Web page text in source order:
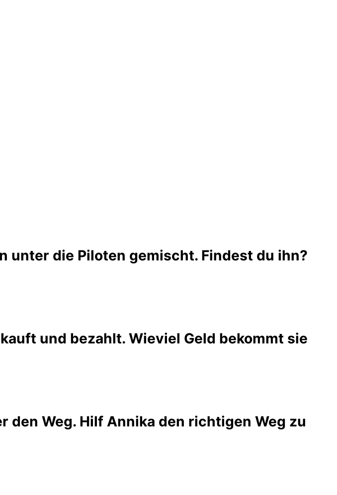
die Piloten gemischt. Findest du ihn?
und bezahlt. Wieviel Geld bekommt sie
Weg. Hilf Annika den richtigen Weg zu